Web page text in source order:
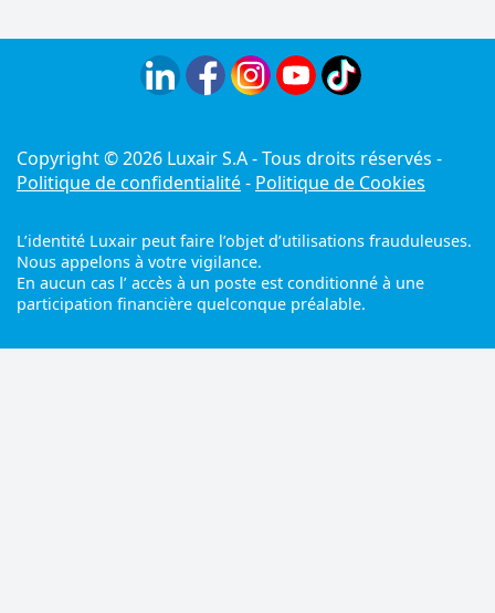
Copyright © 2026 Luxair S.A - Tous droits réservés -
Politique de confidentialité- Politique de Cookies
L’identité Luxair peut faire l’objet d’utilisations frauduleuses.
Nous appelons à votre vigilance.
En aucun cas l’ accès à un poste est conditionné à une
participation financière quelconque préalable.